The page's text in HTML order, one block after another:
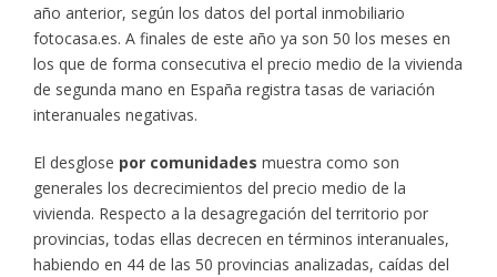
año anterior, según los datos del portal inmobiliario
fotocasa.es. A finales de este año ya son 50 los meses en
los que de forma consecutiva el precio medio de la vivienda
de segunda mano en España registra tasas de variación
interanuales negativas.
El desglose por comunidades muestra como son
generales los decrecimientos del precio medio de la
vivienda. Respecto a la desagregación del territorio por
provincias, todas ellas decrecen en términos interanuales,
habiendo en 44 de las 50 provincias analizadas, caídas del